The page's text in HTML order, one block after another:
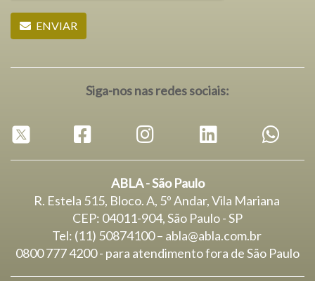
ENVIAR
Siga-nos nas redes sociais:
ABLA - São Paulo
R. Estela 515, Bloco. A, 5º Andar, Vila Mariana
CEP: 04011-904, São Paulo - SP
Tel: (11) 50874100 – abla@abla.com.br
0800 777 4200 - para atendimento fora de São Paulo